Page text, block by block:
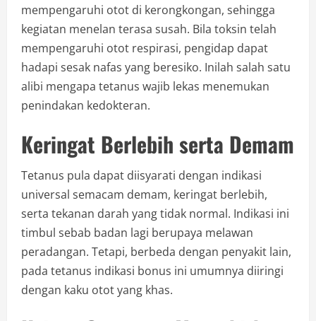
mempengaruhi otot di kerongkongan, sehingga
kegiatan menelan terasa susah. Bila toksin telah
mempengaruhi otot respirasi, pengidap dapat
hadapi sesak nafas yang beresiko. Inilah salah satu
alibi mengapa tetanus wajib lekas menemukan
penindakan kedokteran.
Keringat Berlebih serta Demam
Tetanus pula dapat diisyarati dengan indikasi
universal semacam demam, keringat berlebih,
serta tekanan darah yang tidak normal. Indikasi ini
timbul sebab badan lagi berupaya melawan
peradangan. Tetapi, berbeda dengan penyakit lain,
pada tetanus indikasi bonus ini umumnya diiringi
dengan kaku otot yang khas.